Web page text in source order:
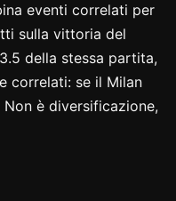
eventi correlati per
sulla vittoria del
della stessa partita,
correlati: se il Milan
è diversificazione,